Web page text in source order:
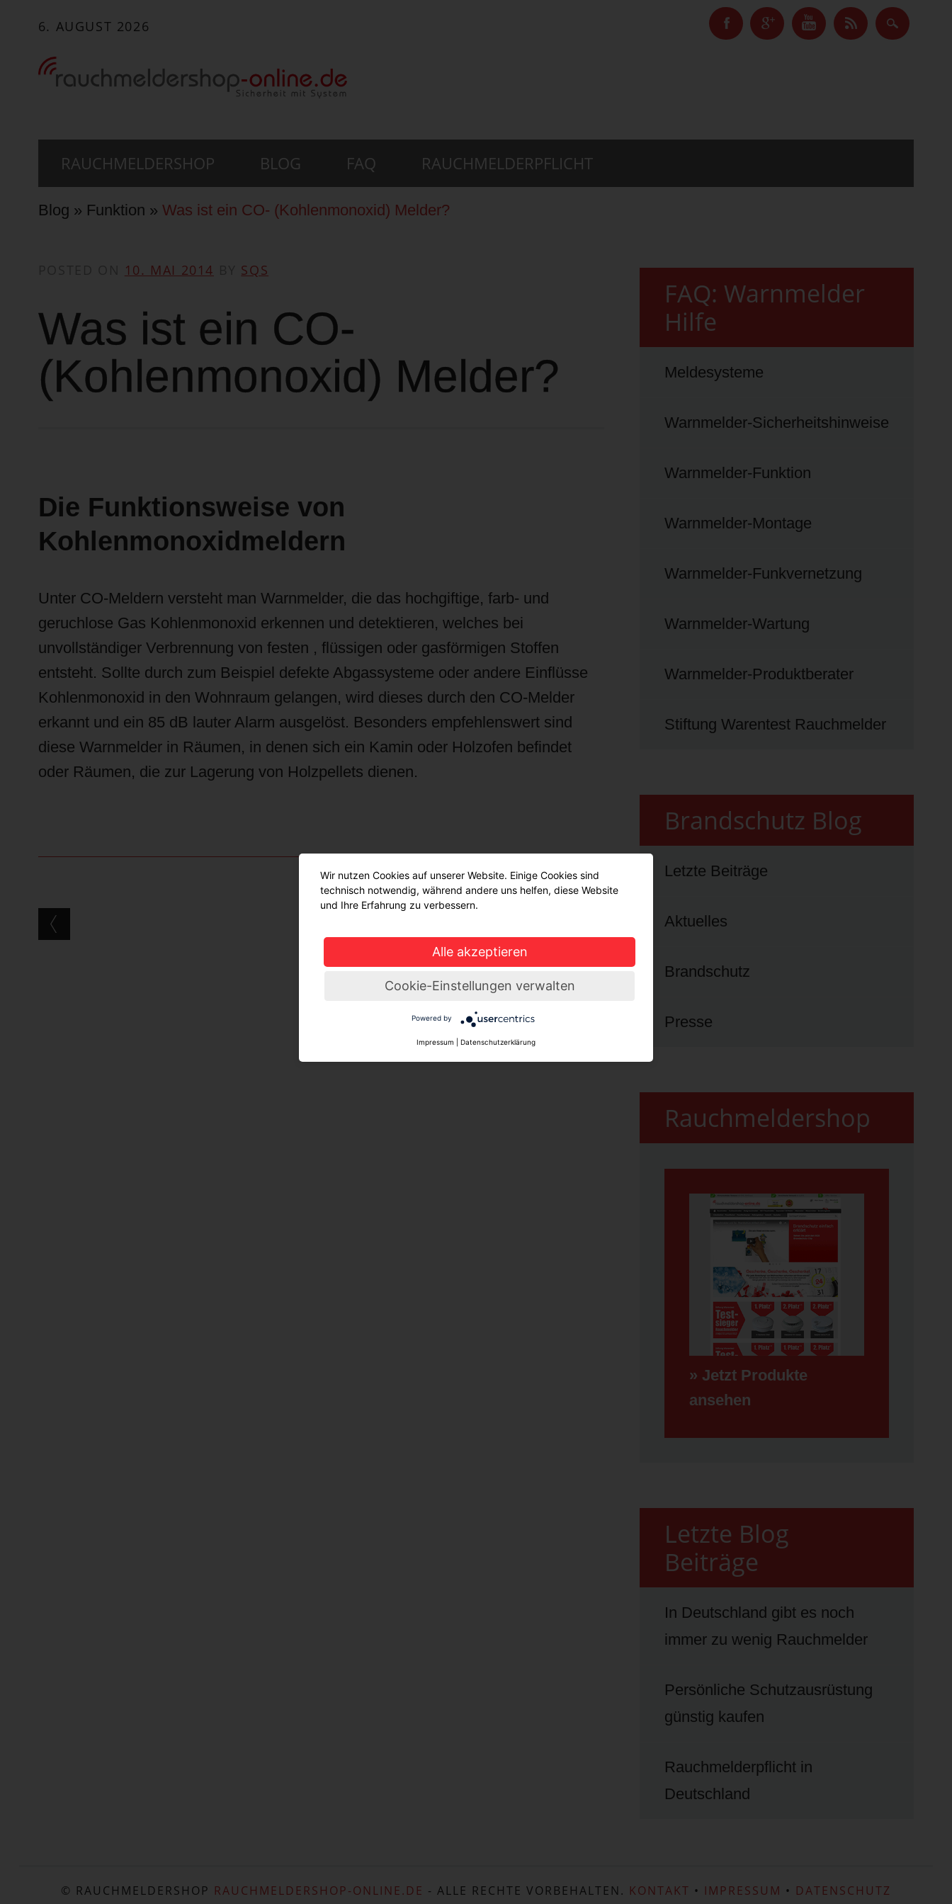
6. AUGUST 2026
RAUCHMELDERSHOP BLOG FAQ RAUCHMELDERPFLICHT
Blog » Funktion » Was ist ein CO- (Kohlenmonoxid) Melder?
10. MAI 2014 SQS
Was ist ein CO-
(Kohlenmonoxid) Melder?
Die Funktionsweise von
Kohlenmonoxidmeldern
Unter CO-Meldern versteht man Warnmelder, die das hochgiftige, farb- und
geruchlose Gas Kohlenmonoxid erkennen und detektieren, welches bei
unvollständiger Verbrennung von festen , flüssigen oder gasförmigen Stoffen
entsteht. Sollte durch zum Beispiel defekte Abgassysteme oder andere Einflüsse
Kohlenmonoxid in den Wohnraum gelangen, wird dieses durch den CO-Melder
erkannt und ein 85 dB lauter Alarm ausgelöst. Besonders empfehlenswert sind
diese Warnmelder in Räumen, in denen sich ein Kamin oder Holzofen befindet
oder Räumen, die zur Lagerung von Holzpellets dienen.
Post navigation
FAQ: Warnmelder
Hilfe
Meldesysteme
Warnmelder-Sicherheitshinweise
Warnmelder-Funktion
Warnmelder-Montage
Warnmelder-Funkvernetzung
Warnmelder-Wartung
Warnmelder-Produktberater
Stiftung Warentest Rauchmelder
Brandschutz Blog
Letzte Beiträge
Aktuelles
Brandschutz
Presse
Rauchmeldershop
» Jetzt Produkte
ansehen
Letzte Blog
Beiträge
In Deutschland gibt es noch
immer zu wenig Rauchmelder
Persönliche Schutzausrüstung
günstig kaufen
Rauchmelderpflicht in
Deutschland
© RAUCHMELDERSHOP RAUCHMELDERSHOP-ONLINE.DE - ALLE RECHTE VORBEHALTEN. KONTAKT • IMPRESSUM • DATENSCHUTZ
Wir nutzen Cookies auf unserer Website. Einige Cookies sind
technisch notwendig, während andere uns helfen, diese Website
und Ihre Erfahrung zu verbessern.
Alle akzeptieren
Cookie-Einstellungen verwalten
Powered by
Impressum Datenschutzerklärung